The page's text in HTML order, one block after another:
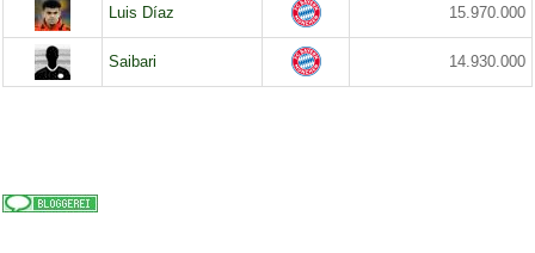
Luis Díaz 15.970.000
Saibari 14.930.000